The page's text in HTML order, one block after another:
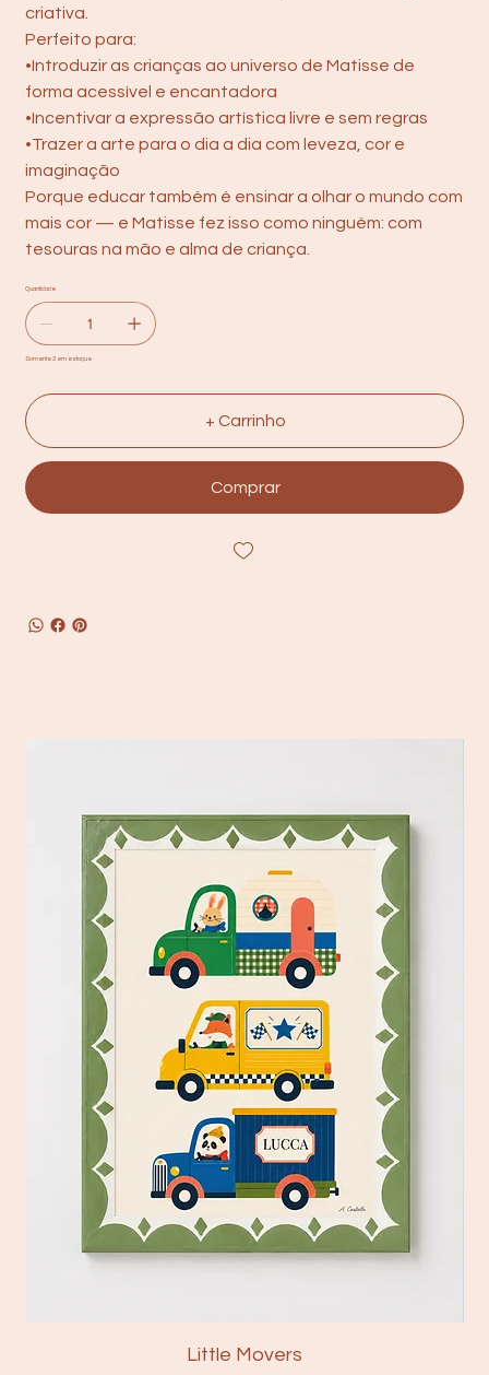
criativa.
Perfeito para:
•Introduzir as crianças ao universo de Matisse de
forma acessível e encantadora
•Incentivar a expressão artística livre e sem regras
•Trazer a arte para o dia a dia com leveza, cor e
imaginação
Porque educar também é ensinar a olhar o mundo com
mais cor — e Matisse fez isso como ninguém: com
tesouras na mão e alma de criança.
Quantidade
Somente 2 em estoque
+ Carrinho
Comprar
Little Movers